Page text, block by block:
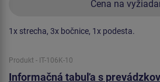
Cena na
1x strecha, 3x bočnice, 1x podesta.
Produkt - IT-106K-10
Informačná tabuľa s